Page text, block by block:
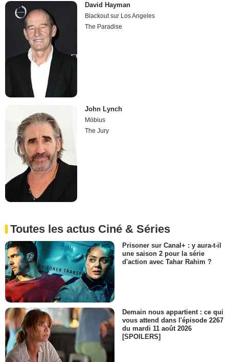
David Hayman
Blackout sur Los Angeles
The Paradise
John Lynch
Möbius
The Jury
Toutes les actus Ciné & Séries
Prisoner sur Canal+ : y aura-t-il
une saison 2 pour la série
d'action avec Tahar Rahim ?
Demain nous appartient : ce qui
vous attend dans l'épisode 2267
du mardi 11 août 2026
[SPOILERS]